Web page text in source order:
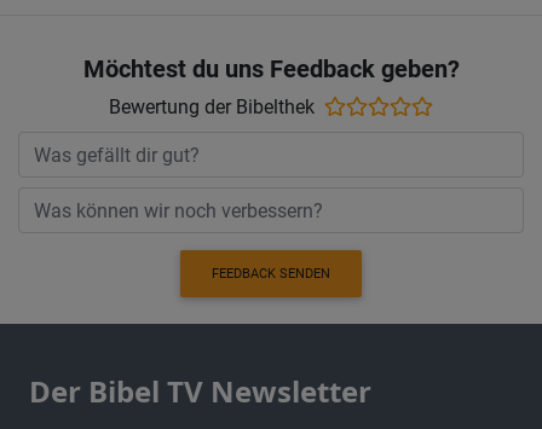
Möchtest du uns Feedback geben?
Bewertung der Bibelthek
FEEDBACK SENDEN
Der Bibel TV Newsletter